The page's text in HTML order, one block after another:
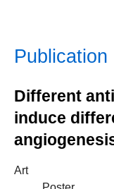
Different
induce
Art